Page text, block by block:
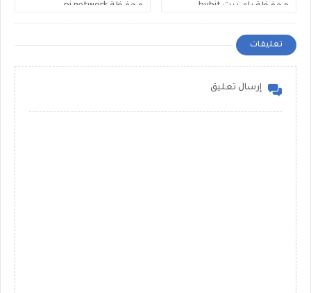
محفظة باي بيت bybit
محفظة pi network
تعليقات
إرسال تعليق